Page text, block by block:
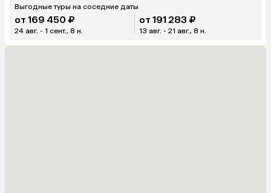
Выгодные туры на соседние даты
от 169 450 ₽
24 авг. - 1 сент., 8 н.
от 191 283 ₽
13 авг. - 21 авг., 8 н.